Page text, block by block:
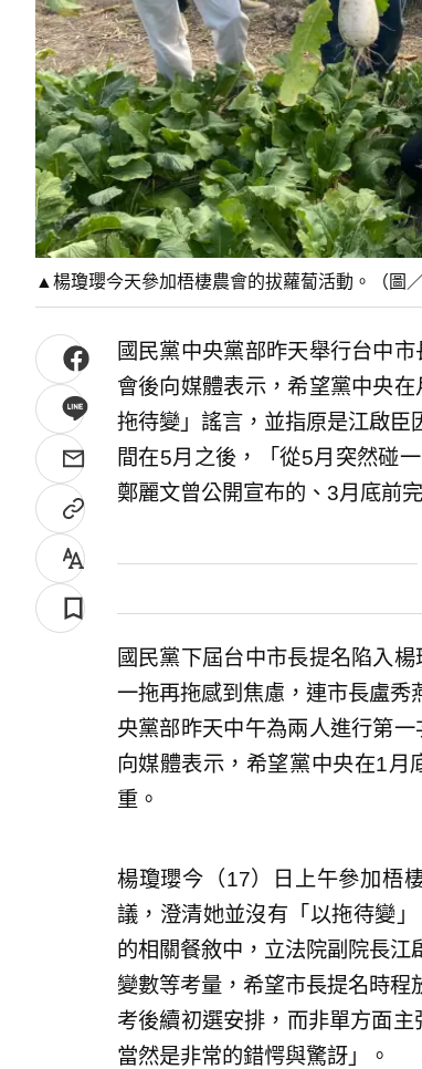
▲楊瓊瓔今天參加梧棲農會的拔蘿蔔活動。（圖
國民黨中央黨部昨天舉行台中
會後向媒體表示，希望黨中央
拖待變」謠言，並指原是江啟
間在5月之後，「從5月突然碰
鄭麗文曾公開宣布的、3月底前
國民黨下屆台中市長提名陷入
一拖再拖感到焦慮，連市長盧秀
央黨部昨天中午為兩人進行第
向媒體表示，希望黨中央在1月
重。
楊瓊瓔今（17）日上午參加梧
議，澄清她並沒有「以拖待變
的相關餐敘中，立法院副院長
變數等考量，希望市長提名時
考後續初選安排，而非單方面
當然是非常的錯愕與驚訝」。